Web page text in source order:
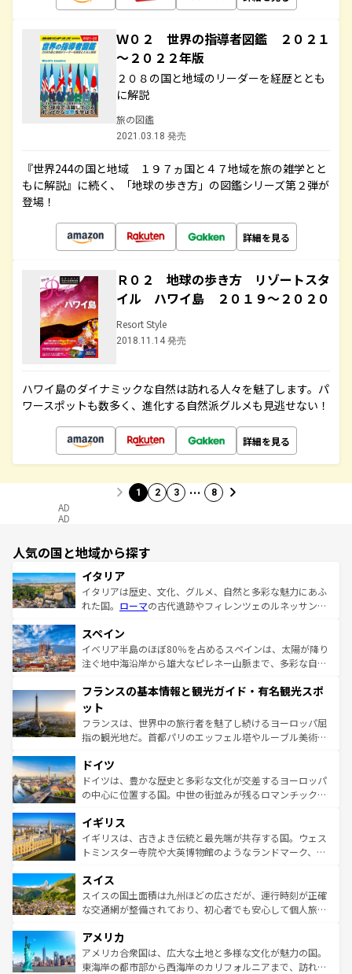
Ｗ０２ 世界の指導者図鑑 ２０２１
～２０２２年版
２０８の国と地域のリーダーを経歴ととも
に解説
旅の図鑑
2021.03.18 発売
『世界244の国と地域 １９７ヵ国と４７地域を旅の雑学とと
もに解説』に続く、「地球の歩き方」の図鑑シリーズ第２弾が
登場！
詳細を見る
Ｒ０２ 地球の歩き方 リゾートスタ
イル ハワイ島 ２０１９～２０２０
Resort Style
2018.11.14 発売
ハワイ島のダイナミックな自然は訪れる人々を魅了します。パ
ワースポットも数多く、進化する自然派グルメも見逃せない！
詳細を見る
1 2 3 … 8
AD
AD
人気の国と地域から探す
イタリア
イタリアは歴史、文化、グルメ、自然と多彩な魅力にあふ
れた国。 ローマの古代遺跡やフィレンツェのルネッサンス
ろん、トスカーナの美しい田園風景やアマルフィ海岸の絶
景など、自然景観も見逃せない。観光の合間には、本場の
ピザやパスタなど、絶品のイタリア料理を堪能することも
ませてくれるイタリアで、忘れられない旅をしてみよう！
なお、新着のイタリア情報は
しい。
スペイン
イベリア半島のほぼ80％を占めるスペインは、太陽が降り
注ぐ地中海沿岸から雄大なピレネー山脈まで、多彩な自然
文化が根付くこの国では、情熱的なフラメンコ、熱気あふ
れる闘牛、そして美味しいタパスが生活の一部となってい
る。首都マドリードの洗練された雰囲気や、バルセロナの
アートに溢れた街角から、地方では古代ローマ遺跡や中世
せる。地方によって風土や気候が異なるスペインはその個
性で訪れる人を魅了する。 なお、新着のスペイン情報は コ
ンテンツ一覧を参照してほしい。
フランスの基本情報と観光ガイド・有名観光スポ
ット
フランスは、世界中の旅行者を魅了し続けるヨーロッパ屈
指の観光地だ。首都パリのエッフェル塔やルーブル美術館
で、幅広い魅力が詰まっている。華麗な宮殿、歴史的な大
聖堂、美しいビーチ、そして豊かな自然が、訪れる者を心
から魅了する。また、フランスは美食の国としても知ら
いる。シャンパンの発祥地であるランス、プロヴァンスの
香り高いラベンダー畑など、多彩な楽しみ方が可能だ。さ
らに、パリ以外の地域にも魅力が溢れており、どの街角に
れる地方に足を運ぶとそれぞれで全く異なる文化を体験で
きるだろう。 なお、新着のフランス情報はコンテンツ一覧
を参照してほしい。
ドイツ
ドイツは、豊かな歴史と多彩な文化が交差するヨーロッパ
の中心に位置する国。中世の街並みが残るロマンチック街
顔を持つこの国は、どこを歩いても飽きることがない。ベ
ルリンの文化的活気、バイエルン州のアルプスの絶景、そ
してライン川沿いのワイン畑といった風景は必見。ビール
は、お酒好きな人にはぜひ体験してほしい。 なお、新着の
ドイツ情報はコンテンツ一覧を参照してほしい。
イギリス
イギリスは、古きよき伝統と最先端が共存する国。ウェス
トミンスター寺院や大英博物館のようなランドマーク、歴
リアごとに異なる魅力がある。また、優雅なアフタヌーン
ティー、ビール好きにはたまらない英国パブ、サッカー観
戦など、本場だからこそできる体験も豊富。イギリスを旅
ンツ一覧を参照してほしい。
スイス
スイスの国土面積は九州ほどの広さだが、運行時刻が正確
な交通網が整備されており、初心者でも安心して個人旅行
の建物がそのまま残る町や、スイスならではのユニークな
博物館もあり、アルプス観光だけでなく町歩きも満喫する
ことができる。国民の所得が高いため物価も高いが、旅行
アメリカ
アメリカ合衆国は、広大な土地と多様な文化が魅力の国。
東海岸の都市部から西海岸のカリフォルニアまで、訪れる